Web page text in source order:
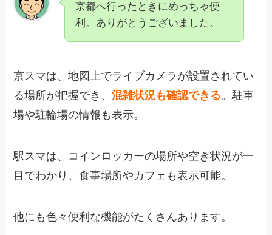
京都へ行ったときにめっちゃ便
利。ありがとうございました。
京スマは、地図上でライブカメラが設置されてい
る場所が把握でき、混雑状況も確認できる。駐車
場や駐輪場の情報も表示。
駅スマは、コインロッカーの場所や空き状況が一
目でわかり、食事場所やカフェも表示可能。
他にも色々便利な機能がたくさんあります。